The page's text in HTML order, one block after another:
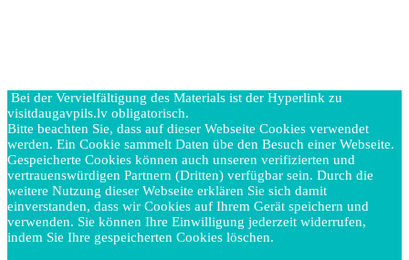
Bei der Vervielfältigung des Materials ist der Hyperlink zu
visitdaugavpils.lv obligatorisch.
Bitte beachten Sie, dass auf dieser Webseite Cookies verwendet
werden. Ein Cookie sammelt Daten übe den Besuch einer Webseite.
Gespeicherte Cookies können auch unseren verifizierten und
vertrauenswürdigen Partnern (Dritten) verfügbar sein. Durch die
weitere Nutzung dieser Webseite erklären Sie sich damit
einverstanden, dass wir Cookies auf Ihrem Gerät speichern und
verwenden. Sie können Ihre Einwilligung jederzeit widerrufen,
indem Sie Ihre gespeicherten Cookies löschen.